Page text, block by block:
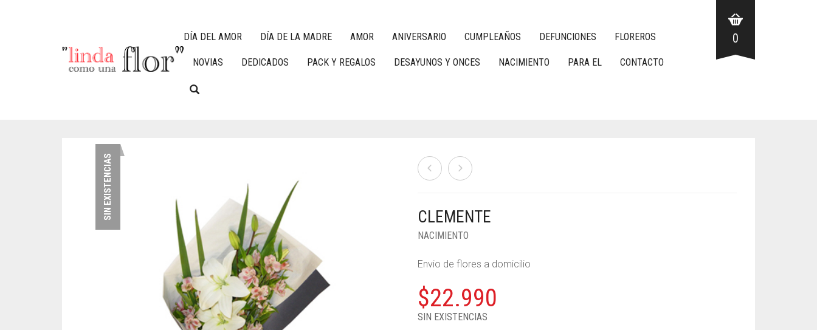
DÍA DEL AMOR DÍA DE LA MADRE AMOR ANIVERSARIO CUMPLEAÑOS DEFUNCIONES FLOREROS
NOVIAS DEDICADOS PACK Y REGALOS DESAYUNOS Y ONCES NACIMIENTO PARA EL CONTACTO
0
SIN EXISTENCIAS CLEMENTE
NACIMIENTO
Envio de flores a domicilio
$22.990
SIN EXISTENCIAS